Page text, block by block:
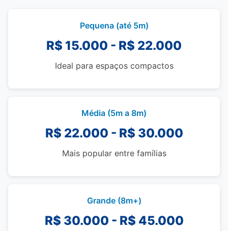
Pequena (até 5m)
R$ 15.000 - R$ 22.000
Ideal para espaços compactos
Média (5m a 8m)
R$ 22.000 - R$ 30.000
Mais popular entre famílias
Grande (8m+)
R$ 30.000 - R$ 45.000